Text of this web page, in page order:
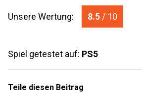
Unsere Wertung: 8.5 / 10
Spiel getestet auf: PS5
Teile diesen Beitrag